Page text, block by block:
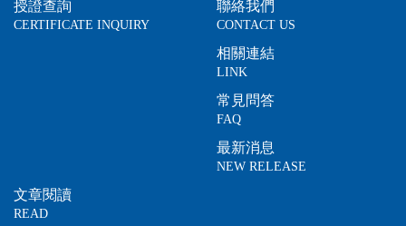
授證查詢
CERTIFICATE INQUIRY
聯絡我們
CONTACT US
相關連結
LINK
常見問答
FAQ
最新消息
NEW RELEASE
文章閱讀
READ